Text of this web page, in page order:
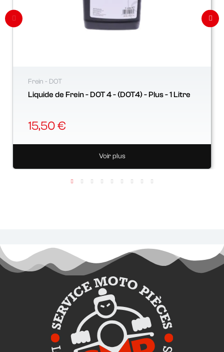
Frein - DOT
Liquide de Frein - DOT 4 - (DOT4) - Plus - 1 Litre
15,50 €
Voir plus